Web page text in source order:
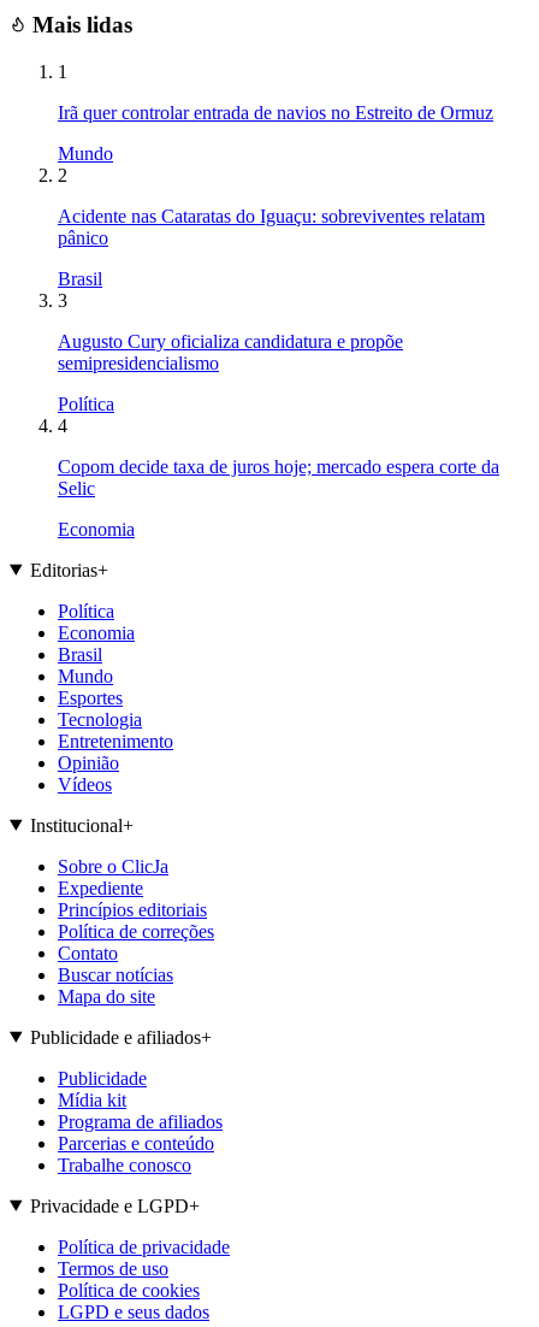
Mais lidas
1
Irã quer controlar entrada de navios no Estreito de Ormuz
Mundo
2
Acidente nas Cataratas do Iguaçu: sobreviventes relatam
pânico
Brasil
3
Augusto Cury oficializa candidatura e propõe
semipresidencialismo
Política
4
Copom decide taxa de juros hoje; mercado espera corte da
Selic
Economia
Editorias+
Política
Economia
Brasil
Mundo
Esportes
Tecnologia
Entretenimento
Opinião
Vídeos
Institucional+
Sobre o ClicJa
Expediente
Princípios editoriais
Política de correções
Contato
Buscar notícias
Mapa do site
Publicidade e afiliados+
Publicidade
Mídia kit
Programa de afiliados
Parcerias e conteúdo
Trabalhe conosco
Privacidade e LGPD+
Política de privacidade
Termos de uso
Política de cookies
LGPD e seus dados